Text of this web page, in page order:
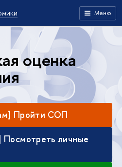
Меню
оценка
Пройти СОП
личные